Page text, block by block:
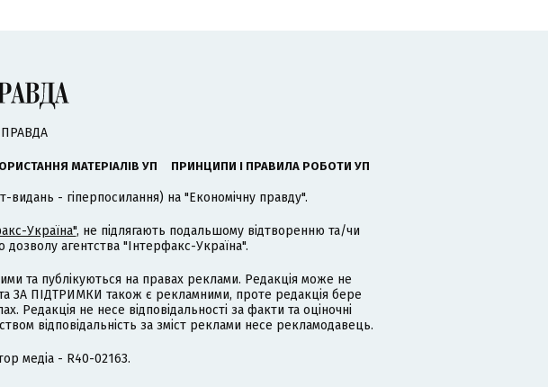
МАТЕРІАЛІВ УП ПРИНЦИПИ І ПРАВИЛА РОБОТИ УП
видань - гіперпосилання) на "Економічну правду".
Україна", не підлягають подальшому відтворенню та/чи
агентства "Інтерфакс-Україна".
та публікуються на правах реклами. Редакція може не
ЗА ПІДТРИМКИ також є рекламними, проте редакція бере
Редакція не несе відповідальності за факти та оціночні
відповідальність за зміст реклами несе рекламодавець.
медіа - R40-02163.